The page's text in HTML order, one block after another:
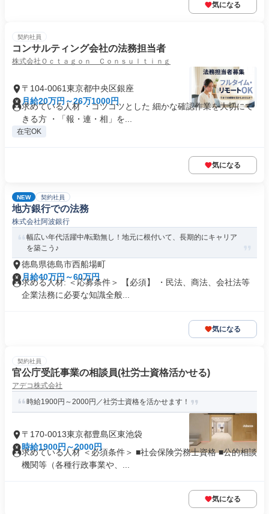
気になる
契約社員
コンサルティング会社の法務担当者
株式会社Ｏｃｔａｇｏｎ Ｃｏｎｓｕｌｔｉｎｇ
〒104-0061東京都中央区銀座
月給20万円～26万1000円
求めている人材 ・コツコツとした 細かな確認作業を大切にで
きる方 ・「報・連・相」を...
在宅OK
気になる
NEW 契約社員
地方銀行での法務
株式会社阿波銀行
幅広い年代活躍中/転勤無し！地元に根付いて、長期的にキャリア
を築こう♪
徳島県徳島市西船場町
月給40万円～60万円
求める人材: ＜応募条件＞ 【必須】 ・民法、商法、会社法等
企業法務に必要な知識全般...
気になる
契約社員
官公庁受託事業の相談員(社労士資格活かせる)
アデコ株式会社
時給1900円～2000円／社労士資格を活かせます！
〒170-0013東京都豊島区東池袋
時給1900円～2000円
求めている人材 ＜必須条件＞ ■社会保険労務士資格 ■公的相談
機関等（各種行政事業や、...
気になる